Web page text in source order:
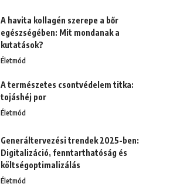
A havita kollagén szerepe a bőr
egészségében: Mit mondanak a
kutatások?
Életmód
A természetes csontvédelem titka:
tojáshéj por
Életmód
Generáltervezési trendek 2025-ben:
Digitalizáció, fenntarthatóság és
költségoptimalizálás
Életmód